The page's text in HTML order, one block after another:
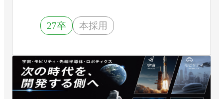
27卒 本採用